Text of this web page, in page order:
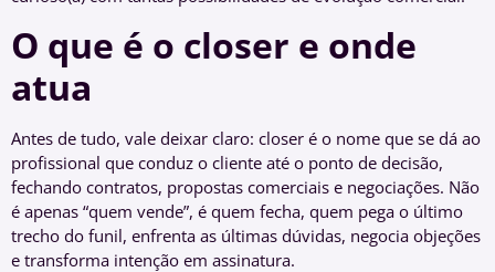
O que é o closer e onde
atua
Antes de tudo, vale deixar claro: closer é o nome que se dá ao
profissional que conduz o cliente até o ponto de decisão,
fechando contratos, propostas comerciais e negociações. Não
é apenas “quem vende”, é quem fecha, quem pega o último
trecho do funil, enfrenta as últimas dúvidas, negocia objeções
e transforma intenção em assinatura.